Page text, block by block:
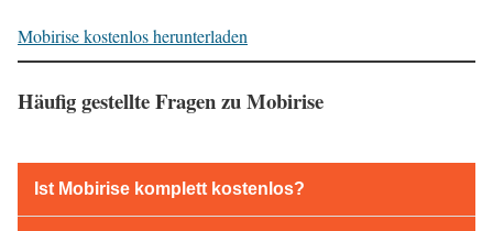
Mobirise kostenlos herunterladen
Häufig gestellte Fragen zu Mobirise
Ist Mobirise komplett kostenlos?